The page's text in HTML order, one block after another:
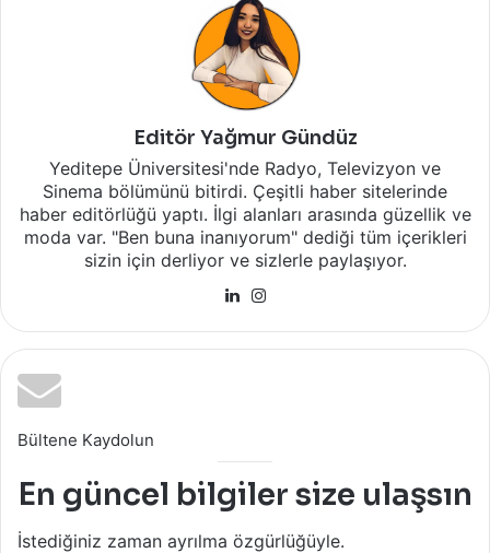
Editör Yağmur Gündüz
Yeditepe Üniversitesi'nde Radyo, Televizyon ve
Sinema bölümünü bitirdi. Çeşitli haber sitelerinde
haber editörlüğü yaptı. İlgi alanları arasında güzellik ve
moda var. "Ben buna inanıyorum" dediği tüm içerikleri
sizin için derliyor ve sizlerle paylaşıyor.
LinkedIn
Bültene Kaydolun
En güncel bilgiler size ulaşsın
İstediğiniz zaman ayrılma özgürlüğüyle.